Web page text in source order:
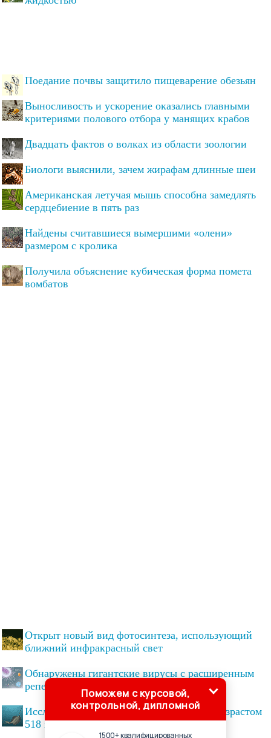
Поедание почвы защитило пищеварение обезьян
Выносливость и ускорение оказались главными
критериями полового отбора у манящих крабов
Двадцать фактов о волках из области зоологии
Биологи выяснили, зачем жирафам длинные шеи
Американская летучая мышь способна замедлять
сердцебиение в пять раз
Найдены считавшиеся вымершими «олени»
размером с кролика
Получила объяснение кубическая форма помета
вомбатов
Открыт новый вид фотосинтеза, использующий
ближний инфракрасный свет
Обнаружены гигантские вирусы с расширенным
репертуаром генов для синтеза белка
Исследована нервная система существа возрастом
518 миллионов лет
Поможем с курсовой,
контрольной, дипломной
1500+ квалифицированных